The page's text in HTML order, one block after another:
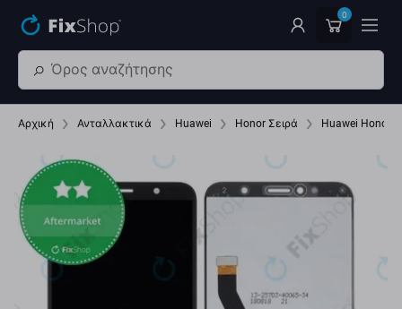
0
Αρχική Ανταλλακτικά Huawei Honor Σειρά Huawei Honor